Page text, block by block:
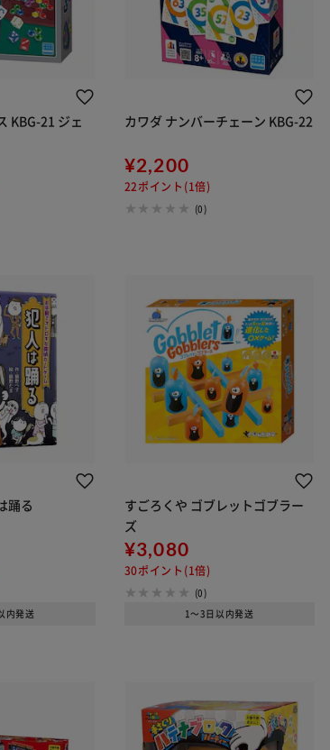
KBG-21 ジェ
カワダ ナンバーチェーン KBG-22
¥2,200
22ポイント(1倍)
(0)
踊る
内発送
すごろくや ゴブレットゴブラー
ズ
¥3,080
30ポイント(1倍)
(0)
1～3日以内発送